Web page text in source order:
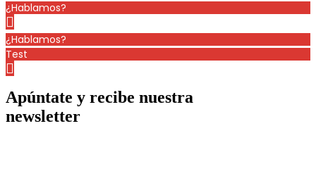
¿Hablamos?
¿Hablamos?
Test
Apúntate y recibe nuestra
newsletter